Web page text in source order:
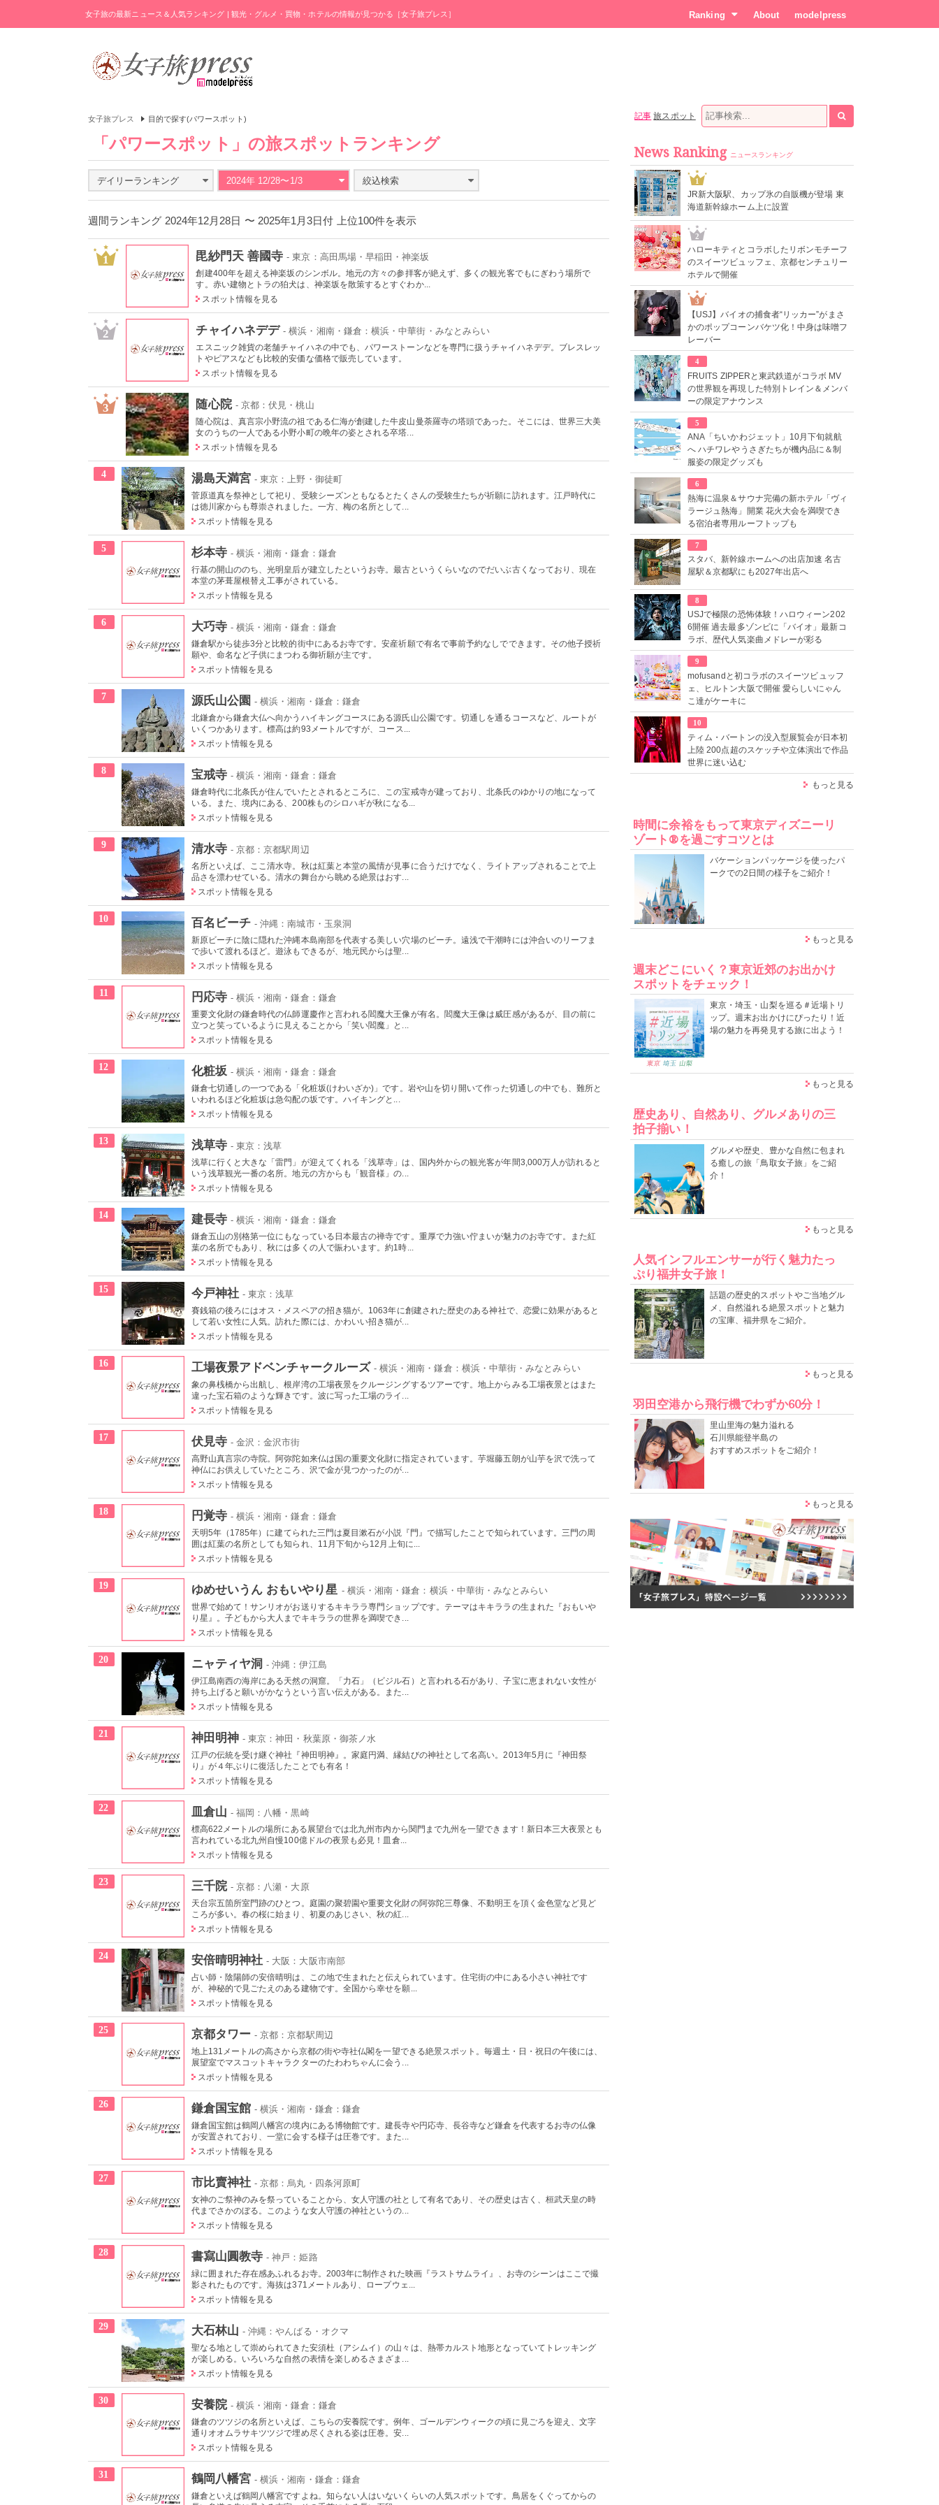
女子旅の最新ニュース＆人気ランキング | 観光・グルメ・買物・ホテルの情報が見つかる［女子旅プレス］ Ranking About modelpress
女子旅プレス 目的で探す(パワースポット)
「パワースポット」の旅スポットランキング
デイリーランキング 2024年 12/28〜1/3 絞込検索
週間ランキング 2024年12月28日 〜 2025年1月3日付 上位100件を表示
1 毘紗門天 善國寺 - 東京：高田馬場・早稲田・神楽坂
創建400年を超える神楽坂のシンボル。地元の方々の参拝客が絶えず、多くの観光客でもにぎわう場所で
す。赤い建物とトラの狛犬は、神楽坂を散策するとすぐわか...
スポット情報を見る
2 チャイハネデデ - 横浜・湘南・鎌倉：横浜・中華街・みなとみらい
エスニック雑貨の老舗チャイハネの中でも、パワーストーンなどを専門に扱うチャイハネデデ。ブレスレッ
トやピアスなども比較的安価な価格で販売しています。
スポット情報を見る
3 随心院 - 京都：伏見・桃山
随心院は、真言宗小野流の祖である仁海が創建した牛皮山曼荼羅寺の塔頭であった。そこには、世界三大美
女のうちの一人である小野小町の晩年の姿とされる卒塔...
スポット情報を見る
4 湯島天満宮 - 東京：上野・御徒町
菅原道真を祭神として祀り、受験シーズンともなるとたくさんの受験生たちが祈願に訪れます。江戸時代に
は徳川家からも尊崇されました。一方、梅の名所として...
スポット情報を見る
5 杉本寺 - 横浜・湘南・鎌倉：鎌倉
行基の開山ののち、光明皇后が建立したというお寺。最古というくらいなのでだいぶ古くなっており、現在
本堂の茅葺屋根替え工事がされている。
スポット情報を見る
6 大巧寺 - 横浜・湘南・鎌倉：鎌倉
鎌倉駅から徒歩3分と比較的街中にあるお寺です。安産祈願で有名で事前予約なしでできます。その他子授祈
願や、命名など子供にまつわる御祈願が主です。
スポット情報を見る
7 源氏山公園 - 横浜・湘南・鎌倉：鎌倉
北鎌倉から鎌倉大仏へ向かうハイキングコースにある源氏山公園です。切通しを通るコースなど、ルートが
いくつかあります。標高は約93メートルですが、コース...
スポット情報を見る
8 宝戒寺 - 横浜・湘南・鎌倉：鎌倉
鎌倉時代に北条氏が住んでいたとされるところに、この宝戒寺が建っており、北条氏のゆかりの地になって
いる。また、境内にある、200株ものシロハギが秋になる...
スポット情報を見る
9 清水寺 - 京都：京都駅周辺
名所といえば、ここ清水寺。秋は紅葉と本堂の風情が見事に合うだけでなく、ライトアップされることで上
品さを漂わせている。清水の舞台から眺める絶景はおす...
スポット情報を見る
10 百名ビーチ - 沖縄：南城市・玉泉洞
新原ビーチに陰に隠れた沖縄本島南部を代表する美しい穴場のビーチ。遠浅で干潮時には沖合いのリーフま
で歩いて渡れるほど。遊泳もできるが、地元民からは聖...
スポット情報を見る
11 円応寺 - 横浜・湘南・鎌倉：鎌倉
重要文化財の鎌倉時代の仏師運慶作と言われる閻魔大王像が有名。閻魔大王像は威圧感があるが、目の前に
立つと笑っているように見えることから「笑い閻魔」と...
スポット情報を見る
12 化粧坂 - 横浜・湘南・鎌倉：鎌倉
鎌倉七切通しの一つである「化粧坂(けわいざか)」です。岩や山を切り開いて作った切通しの中でも、難所と
いわれるほど化粧坂は急勾配の坂です。ハイキングと...
スポット情報を見る
13 浅草寺 - 東京：浅草
浅草に行くと大きな「雷門」が迎えてくれる「浅草寺」は、国内外からの観光客が年間3,000万人が訪れると
いう浅草観光一番の名所。地元の方からも「観音様」の...
スポット情報を見る
14 建長寺 - 横浜・湘南・鎌倉：鎌倉
鎌倉五山の別格第一位にもなっている日本最古の禅寺です。重厚で力強い佇まいが魅力のお寺です。また紅
葉の名所でもあり、秋には多くの人で賑わいます。約1時...
スポット情報を見る
15 今戸神社 - 東京：浅草
賽銭箱の後ろにはオス・メスペアの招き猫が。1063年に創建された歴史のある神社で、恋愛に効果があると
して若い女性に人気。訪れた際には、かわいい招き猫が...
スポット情報を見る
16 工場夜景アドベンチャークルーズ - 横浜・湘南・鎌倉：横浜・中華街・みなとみらい
象の鼻桟橋から出航し、根岸湾の工場夜景をクルージングするツアーです。地上からみる工場夜景とはまた
違った宝石箱のような輝きです。波に写った工場のライ...
スポット情報を見る
17 伏見寺 - 金沢：金沢市街
高野山真言宗の寺院。阿弥陀如来仏は国の重要文化財に指定されています。芋堀藤五朗が山芋を沢で洗って
神仏にお供えしていたところ、沢で金が見つかったのが...
スポット情報を見る
18 円覚寺 - 横浜・湘南・鎌倉：鎌倉
天明5年（1785年）に建てられた三門は夏目漱石が小説『門』で描写したことで知られています。三門の周
囲は紅葉の名所としても知られ、11月下旬から12月上旬に...
スポット情報を見る
19 ゆめせいうん おもいやり星 - 横浜・湘南・鎌倉：横浜・中華街・みなとみらい
世界で始めて！サンリオがお送りするキキララ専門ショップです。テーマはキキララの生まれた『おもいや
り星』。子どもから大人までキキララの世界を満喫でき...
スポット情報を見る
20 ニャティヤ洞 - 沖縄：伊江島
伊江島南西の海岸にある天然の洞窟。「力石」（ビジル石）と言われる石があり、子宝に恵まれない女性が
持ち上げると願いがかなうという言い伝えがある。また...
スポット情報を見る
21 神田明神 - 東京：神田・秋葉原・御茶ノ水
江戸の伝統を受け継ぐ神社『神田明神』。家庭円満、縁結びの神社として名高い。2013年5月に『神田祭
り』が４年ぶりに復活したことでも有名！
スポット情報を見る
22 皿倉山 - 福岡：八幡・黒崎
標高622メートルの場所にある展望台では北九州市内から関門まで九州を一望できます！新日本三大夜景とも
言われている北九州自慢100億ドルの夜景も必見！皿倉...
スポット情報を見る
23 三千院 - 京都：八瀬・大原
天台宗五箇所室門跡のひとつ。庭園の聚碧園や重要文化財の阿弥陀三尊像、不動明王を頂く金色堂など見ど
ころが多い。春の桜に始まり、初夏のあじさい、秋の紅...
スポット情報を見る
24 安倍晴明神社 - 大阪：大阪市南部
占い師・陰陽師の安倍晴明は、この地で生まれたと伝えられています。住宅街の中にある小さい神社です
が、神秘的で見ごたえのある建物です。全国から幸せを願...
スポット情報を見る
25 京都タワー - 京都：京都駅周辺
地上131メートルの高さから京都の街や寺社仏閣を一望できる絶景スポット。毎週土・日・祝日の午後には、
展望室でマスコットキャラクターのたわわちゃんに会う...
スポット情報を見る
26 鎌倉国宝館 - 横浜・湘南・鎌倉：鎌倉
鎌倉国宝館は鶴岡八幡宮の境内にある博物館です。建長寺や円応寺、長谷寺など鎌倉を代表するお寺の仏像
が安置されており、一堂に会する様子は圧巻です。また...
スポット情報を見る
27 市比賣神社 - 京都：烏丸・四条河原町
女神のご祭神のみを祭っていることから、女人守護の社として有名であり、その歴史は古く、桓武天皇の時
代までさかのぼる。このような女人守護の神社というの...
スポット情報を見る
28 書寫山圓教寺 - 神戸：姫路
緑に囲まれた存在感あふれるお寺。2003年に制作された映画『ラストサムライ』、お寺のシーンはここで撮
影されたものです。海抜は371メートルあり、ロープウェ...
スポット情報を見る
29 大石林山 - 沖縄：やんばる・オクマ
聖なる地として崇められてきた安須杜（アシムイ）の山々は、熱帯カルスト地形となっていてトレッキング
が楽しめる。いろいろな自然の表情を楽しめるさまざま...
スポット情報を見る
30 安養院 - 横浜・湘南・鎌倉：鎌倉
鎌倉のツツジの名所といえば、こちらの安養院です。例年、ゴールデンウィークの頃に見ごろを迎え、文字
通りオオムラサキツツジで埋め尽くされる姿は圧巻。安...
スポット情報を見る
31 鶴岡八幡宮 - 横浜・湘南・鎌倉：鎌倉
鎌倉といえば鶴岡八幡宮ですよね。知らない人はいないくらいの人気スポットです。鳥居をくぐってからの
記事 旅スポット
News Ranking ニュースランキング
1
JR新大阪駅、カップ氷の自販機が登場 東
海道新幹線ホーム上に設置
2
ハローキティとコラボしたリボンモチーフ
のスイーツビュッフェ、京都センチュリー
ホテルで開催
3
【USJ】バイオの捕食者“リッカー”がまさ
かのポップコーンバケツ化！中身は味噌フ
レーバー
4
FRUITS ZIPPERと東武鉄道がコラボ MV
の世界観を再現した特別トレイン＆メンバ
ーの限定アナウンス
5
ANA「ちいかわジェット」10月下旬就航
へ ハチワレやうさぎたちが機内品に＆制
服姿の限定グッズも
6
熱海に温泉＆サウナ完備の新ホテル「ヴィ
ラージュ熱海」開業 花火大会を満喫でき
る宿泊者専用ルーフトップも
7
スタバ、新幹線ホームへの出店加速 名古
屋駅＆京都駅にも2027年出店へ
8
USJで極限の恐怖体験！ハロウィーン202
6開催 過去最多ゾンビに「バイオ」最新コ
ラボ、歴代人気楽曲メドレーが彩る
9
mofusandと初コラボのスイーツビュッフ
ェ、ヒルトン大阪で開催 愛らしいにゃん
こ達がケーキに
10
ティム・バートンの没入型展覧会が日本初
上陸 200点超のスケッチや立体演出で作品
世界に迷い込む
もっと見る
時間に余裕をもって東京ディズニーリ
ゾート®を過ごすコツとは
バケーションパッケージを使ったパ
ークでの2日間の様子をご紹介！
もっと見る
週末どこにいく？東京近郊のお出かけ
スポットをチェック！
東京・埼玉・山梨を巡る＃近場トリ
ップ。週末お出かけにぴったり！近
場の魅力を再発見する旅に出よう！
もっと見る
歴史あり、自然あり、グルメありの三
拍子揃い！
グルメや歴史、豊かな自然に包まれ
る癒しの旅「鳥取女子旅」をご紹
介！
もっと見る
人気インフルエンサーが行く魅力たっ
ぷり福井女子旅！
話題の歴史的スポットやご当地グル
メ、自然溢れる絶景スポットと魅力
の宝庫、福井県をご紹介。
もっと見る
羽田空港から飛行機でわずか60分！
里山里海の魅力溢れる
石川県能登半島の
おすすめスポットをご紹介！
もっと見る